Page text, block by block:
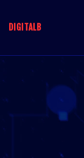
DIGITALB